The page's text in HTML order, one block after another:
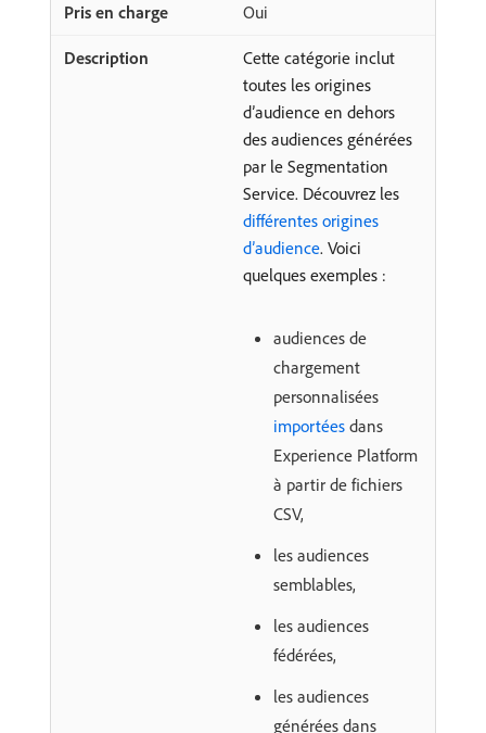
Oui
Cette catégorie inclut
toutes les origines
d’audience en dehors
des audiences générées
par le Segmentation
Service. Découvrez les
différentes origines
d’audience. Voici
quelques exemples :
audiences de
chargement
personnalisées
importées dans
Experience Platform
à partir de fichiers
CSV,
les audiences
semblables,
les audiences
fédérées,
les audiences
générées dans